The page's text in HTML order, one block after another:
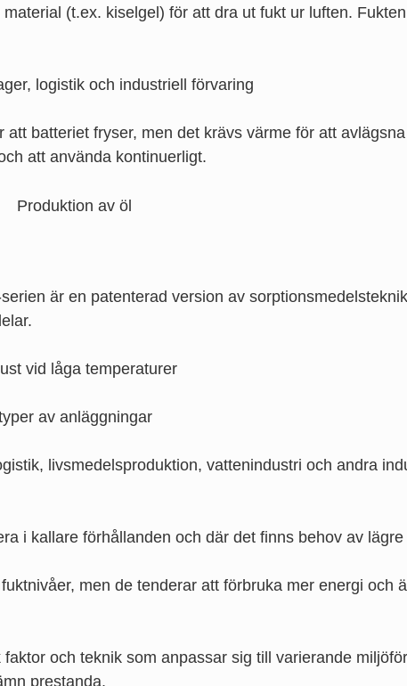
(t.ex. kiselgel) för att dra ut fukt ur luften.
logistik och industriell förvaring
batteriet fryser, men det krävs värme för att
att använda kontinuerligt.
är en patenterad version av
vid låga temperaturer
av anläggningar
livsmedelsproduktion, vattenindustri och andra
i kallare förhållanden och där det finns behov av
men de tenderar att förbruka mer energi och
och teknik som anpassar sig till varierande
prestanda.